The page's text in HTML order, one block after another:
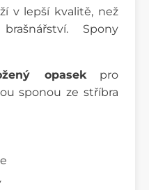
v lepší kvalitě, než
Spony
opasekpro
sponou ze stříbra